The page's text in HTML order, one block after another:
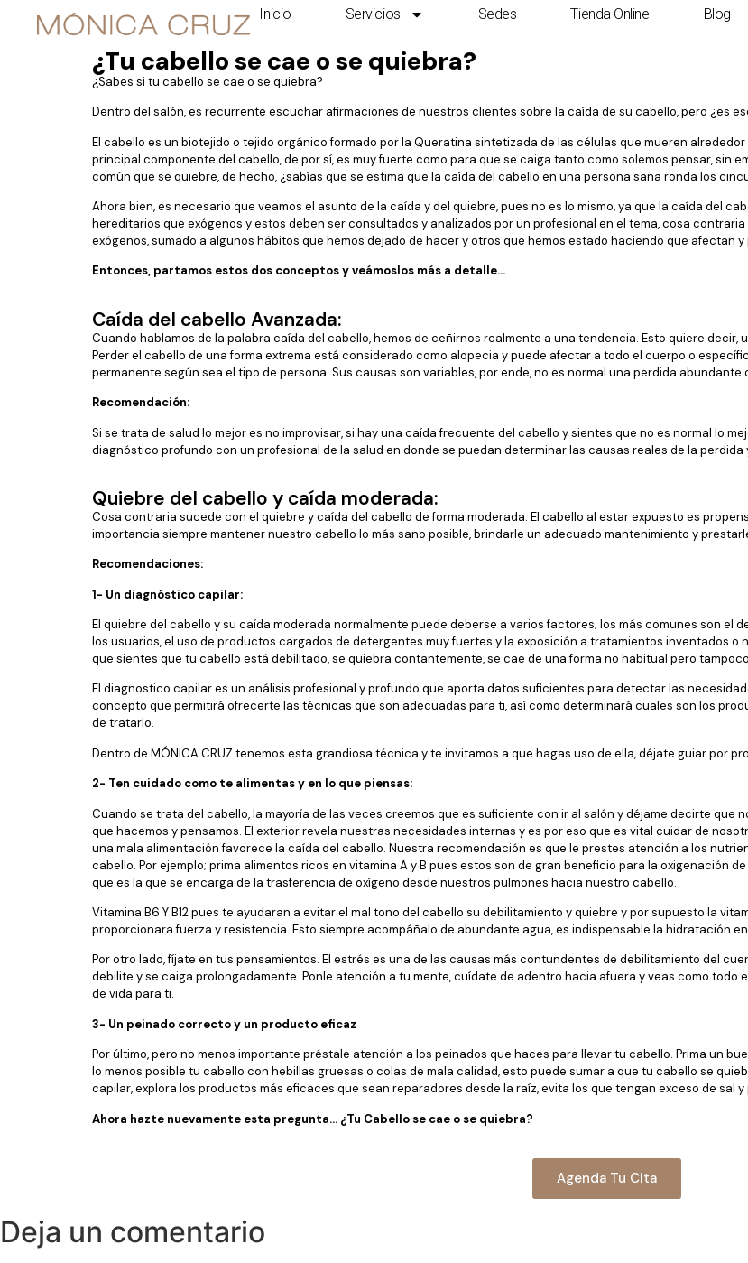
Inicio Servicios Sedes Tienda Online Blog
¿Tu cabello se cae o se quiebra?
¿Sabes si tu cabello se cae o se quiebra?
Dentro del salón, es recurrente escuchar afirmaciones de nuestros clientes sobre la caída de su cabello, pero ¿es
El cabello es un biotejido o tejido orgánico formado por la Queratina sintetizada de las células que mueren
principal componente del cabello, de por sí, es muy fuerte como para que se caiga tanto como solemos pensar, sin
común que se quiebre, de hecho, ¿sabías que se estima que la caída del cabello en una persona sana ronda los
Ahora bien, es necesario que veamos el asunto de la caída y del quiebre, pues no es lo mismo, ya que la caída del
hereditarios que exógenos y estos deben ser consultados y analizados por un profesional en el tema, cosa
exógenos, sumado a algunos hábitos que hemos dejado de hacer y otros que hemos estado haciendo que afectan
Entonces, partamos estos dos conceptos y veámoslos más a detalle…
Caída del cabello Avanzada:
Cuando hablamos de la palabra caída del cabello, hemos de ceñirnos realmente a una tendencia. Esto quiere
Perder el cabello de una forma extrema está considerado como alopecia y puede afectar a todo el cuerpo o
permanente según sea el tipo de persona. Sus causas son variables, por ende, no es normal una perdida abundante
Recomendación:
Si se trata de salud lo mejor es no improvisar, si hay una caída frecuente del cabello y sientes que no es normal lo
diagnóstico profundo con un profesional de la salud en donde se puedan determinar las causas reales de la
Quiebre del cabello y caída moderada:
Cosa contraria sucede con el quiebre y caída del cabello de forma moderada. El cabello al estar expuesto es
importancia siempre mantener nuestro cabello lo más sano posible, brindarle un adecuado mantenimiento y
Recomendaciones:
1- Un diagnóstico capilar:
El quiebre del cabello y su caída moderada normalmente puede deberse a varios factores; los más comunes son el
los usuarios, el uso de productos cargados de detergentes muy fuertes y la exposición a tratamientos inventados o
que sientes que tu cabello está debilitado, se quiebra contantemente, se cae de una forma no habitual pero
El diagnostico capilar es un análisis profesional y profundo que aporta datos suficientes para detectar las
concepto que permitirá ofrecerte las técnicas que son adecuadas para ti, así como determinará cuales son los
de tratarlo.
Dentro de MÓNICA CRUZ tenemos esta grandiosa técnica y te invitamos a que hagas uso de ella, déjate guiar por
2- Ten cuidado como te alimentas y en lo que piensas:
Cuando se trata del cabello, la mayoría de las veces creemos que es suficiente con ir al salón y déjame decirte que
que hacemos y pensamos. El exterior revela nuestras necesidades internas y es por eso que es vital cuidar de
una mala alimentación favorece la caída del cabello. Nuestra recomendación es que le prestes atención a los
cabello. Por ejemplo; prima alimentos ricos en vitamina A y B pues estos son de gran beneficio para la oxigenación
que es la que se encarga de la trasferencia de oxígeno desde nuestros pulmones hacia nuestro cabello.
Vitamina B6 Y B12 pues te ayudaran a evitar el mal tono del cabello su debilitamiento y quiebre y por supuesto la
proporcionara fuerza y resistencia. Esto siempre acompáñalo de abundante agua, es indispensable la hidratación
Por otro lado, fíjate en tus pensamientos. El estrés es una de las causas más contundentes de debilitamiento del
debilite y se caiga prolongadamente. Ponle atención a tu mente, cuídate de adentro hacia afuera y veas como todo
de vida para ti.
3- Un peinado correcto y un producto eficaz
Por último, pero no menos importante préstale atención a los peinados que haces para llevar tu cabello. Prima un
lo menos posible tu cabello con hebillas gruesas o colas de mala calidad, esto puede sumar a que tu cabello se
capilar, explora los productos más eficaces que sean reparadores desde la raíz, evita los que tengan exceso de sal
Ahora hazte nuevamente esta pregunta… ¿Tu Cabello se cae o se quiebra?
Agenda Tu Cita
Deja un comentario